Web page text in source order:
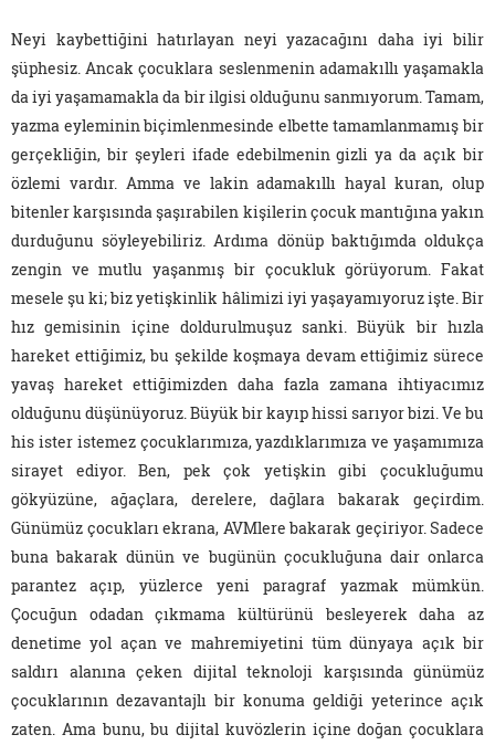
Neyi kaybettiğini hatırlayan neyi yazacağını daha iyi bilir
şüphesiz. Ancak çocuklara seslenmenin adamakıllı yaşamakla
da iyi yaşamamakla da bir ilgisi olduğunu sanmıyorum. Tamam,
yazma eyleminin biçimlenmesinde elbette tamamlanmamış bir
gerçekliğin, bir şeyleri ifade edebilmenin gizli ya da açık bir
özlemi vardır. Amma ve lakin adamakıllı hayal kuran, olup
bitenler karşısında şaşırabilen kişilerin çocuk mantığına yakın
durduğunu söyleyebiliriz. Ardıma dönüp baktığımda oldukça
zengin ve mutlu yaşanmış bir çocukluk görüyorum. Fakat
mesele şu ki; biz yetişkinlik hâlimizi iyi yaşayamıyoruz işte. Bir
hız gemisinin içine doldurulmuşuz sanki. Büyük bir hızla
hareket ettiğimiz, bu şekilde koşmaya devam ettiğimiz sürece
yavaş hareket ettiğimizden daha fazla zamana ihtiyacımız
olduğunu düşünüyoruz. Büyük bir kayıp hissi sarıyor bizi. Ve bu
his ister istemez çocuklarımıza, yazdıklarımıza ve yaşamımıza
sirayet ediyor. Ben, pek çok yetişkin gibi çocukluğumu
gökyüzüne, ağaçlara, derelere, dağlara bakarak geçirdim.
Günümüz çocukları ekrana, AVMlere bakarak geçiriyor. Sadece
buna bakarak dünün ve bugünün çocukluğuna dair onlarca
parantez açıp, yüzlerce yeni paragraf yazmak mümkün.
Çocuğun odadan çıkmama kültürünü besleyerek daha az
denetime yol açan ve mahremiyetini tüm dünyaya açık bir
saldırı alanına çeken dijital teknoloji karşısında günümüz
çocuklarının dezavantajlı bir konuma geldiği yeterince açık
zaten. Ama bunu, bu dijital kuvözlerin içine doğan çocuklara